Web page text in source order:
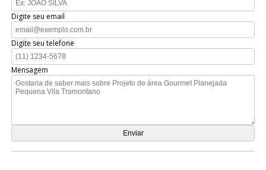
Digite seu email
Digite seu telefone
Mensagem